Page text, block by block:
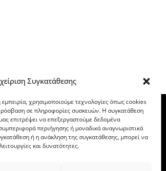
Συγκατάθεσης
χρησιμοποιούμε τεχνολογίες όπως cookies
σε πληροφορίες συσκευών. Η συγκατάθεση
επιτρέψει να επεξεργαστούμε δεδομένα
περιήγησης ή μοναδικά αναγνωριστικά
ή η ανάκληση της συγκατάθεσης, μπορεί να
και δυνατότητες.